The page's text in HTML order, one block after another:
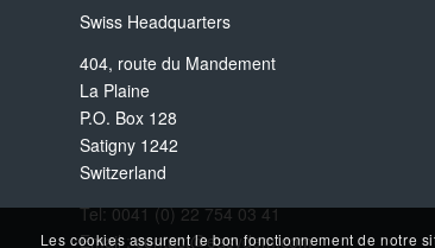
Swiss Headquarters
404, route du Mandement
La Plaine
P.O. Box 128
Satigny 1242
Switzerland
Tel: 0041 (0) 22 754 03 41
Email :contact@easydem.com
Les cookies assurent le bon fonctionnement de notre